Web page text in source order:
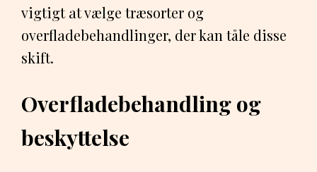
vigtigt at vælge træsorter og
overfladebehandlinger, der kan tåle disse
skift.
Overfladebehandling og
beskyttelse